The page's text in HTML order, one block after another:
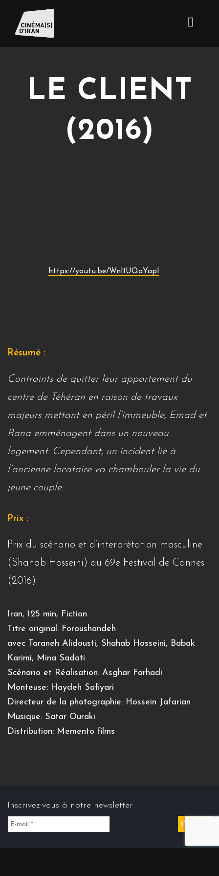
LE CLIENT
(2016)
https://youtu.be/WnI1UQaYapI
Résumé :
Contraints de quitter leur appartement du
centre de Téhéran en raison de travaux
majeurs mettant en péril l’immeuble, Emad et
Rana emménagent dans un nouveau
logement. Cependant, un incident lié à
l’ancienne locataire va chambouler la vie du
jeune couple.
Prix :
Prix du scénario et d’interprétation masculine
(Shahab Hosseini) au 69e Festival de Cannes
(2016)
Iran, 125 min, Fiction
Titre original: Foroushandeh
avec Taraneh Alidousti, Shahab Hosseini, Babak
Karimi, Mina Sadati
Scénario et Réalisation: Asghar Farhadi
Monteuse: Haydeh Safiyari
Directeur de la photographie: Hossein Jafarian
Musique: Satar Ouraki
Distribution: Memento films
Inscrivez-vous à notre newsletter